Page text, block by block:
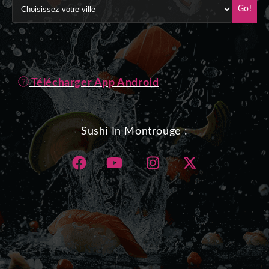
Go!
Télécharger App Android
Sushi In Montrouge :